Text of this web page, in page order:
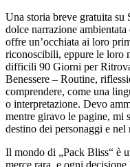
Una storia breve gratuita su
dolce narrazione
offre un’occhiata ai loro
riconoscibili, eppure le loro
difficili 90 Giorni per
Benessere – Routine,
comprendere, come una
o interpretazione. Devo
mentre giravo le pagine, mi
destino dei personaggi e
Il mondo di „Pack Bliss“ è
merce rara, e ogni decisione